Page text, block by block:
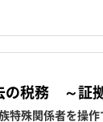
の税務 ～証
特殊関係者を操